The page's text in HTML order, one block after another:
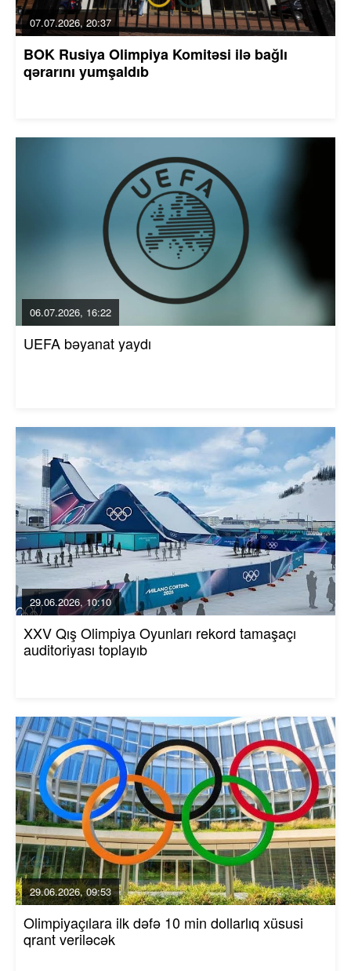
07.07.2026, 20:37
BOK Rusiya Olimpiya Komitəsi ilə bağlı
qərarını yumşaldıb
06.07.2026, 16:22
UEFA bəyanat yaydı
29.06.2026, 10:10
XXV Qış Olimpiya Oyunları rekord tamaşaçı
auditoriyası toplayıb
29.06.2026, 09:53
Olimpiyaçılara ilk dəfə 10 min dollarlıq xüsusi
qrant veriləcək